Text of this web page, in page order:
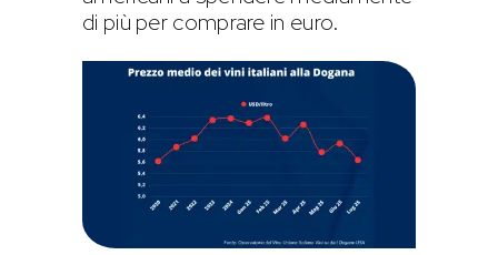
di più per comprare in euro.